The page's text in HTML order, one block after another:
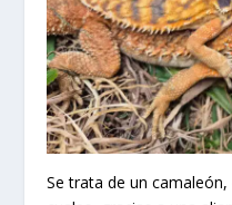
Se trata de un